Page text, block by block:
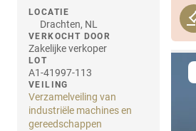
LOCATIE
Drachten, NL
VERKOCHT DOOR
Zakelijke verkoper
LOT
A1-41997-113
VEILING
Verzamelveiling van
industriële machines en
gereedschappen